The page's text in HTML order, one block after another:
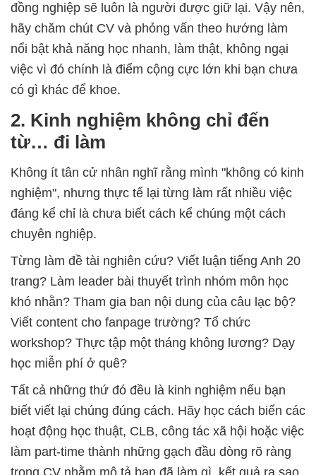
đồng nghiệp sẽ luôn là người được giữ lại. Vậy nên,
hãy chăm chút CV và phỏng vấn theo hướng làm
nổi bật khả năng học nhanh, làm thật, không ngại
việc vì đó chính là điểm cộng cực lớn khi bạn chưa
có gì khác để khoe.
2. Kinh nghiệm không chỉ đến
từ… đi làm
Không ít tân cử nhân nghĩ rằng mình "không có kinh
nghiệm", nhưng thực tế lại từng làm rất nhiều việc
đáng kể chỉ là chưa biết cách kể chúng một cách
chuyên nghiệp.
Từng làm đề tài nghiên cứu? Viết luận tiếng Anh 20
trang? Làm leader bài thuyết trình nhóm môn học
khó nhằn? Tham gia ban nội dung của câu lạc bộ?
Viết content cho fanpage trường? Tổ chức
workshop? Thực tập một tháng không lương? Dạy
học miễn phí ở quê?
Tất cả những thứ đó đều là kinh nghiệm nếu bạn
biết viết lại chúng đúng cách. Hãy học cách biến các
hoạt động học thuật, CLB, công tác xã hội hoặc việc
làm part-time thành những gạch đầu dòng rõ ràng